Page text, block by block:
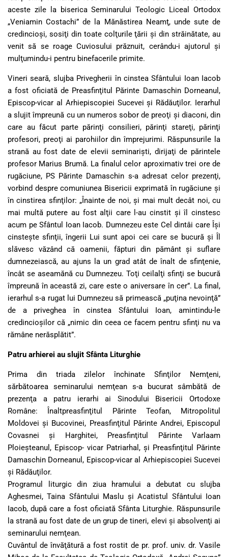
aceste zile la biserica Seminarului Teologic Liceal Ortodox
„Veniamin Costachi” de la Mănăstirea Neamţ, unde sute de
credincioşi, sosiţi din toate colţurile ţării şi din străinătate, au
venit să se roage Cuviosului prăznuit, cerându-i ajutorul şi
mulţumindu-i pentru binefacerile primite.
Vineri seară, slujba Privegherii în cinstea Sfântului Ioan Iacob
a fost oficiată de Preasfinţitul Părinte Damaschin Dorneanul,
Episcop-vicar al Arhiepiscopiei Sucevei şi Rădăuţilor. Ierarhul
a slujit împreună cu un numeros sobor de preoţi şi diaconi, din
care au făcut parte părinţi consilieri, părinţi stareţi, părinţi
profesori, preoţi ai parohiilor din împrejurimi. Răspunsurile la
strană au fost date de elevii seminarişti, dirijaţi de părintele
profesor Marius Brumă. La finalul celor aproximativ trei ore de
rugăciune, PS Părinte Damaschin s-a adresat celor prezenţi,
vorbind despre comuniunea Bisericii exprimată în rugăciune şi
în cinstirea sfinţilor: „Înainte de noi, şi mai mult decât noi, cu
mai multă putere au fost alţii care l-au cinstit şi îl cinstesc
acum pe Sfântul Ioan Iacob. Dumnezeu este Cel dintâi care Îşi
cinsteşte sfinţii, îngerii Lui sunt apoi cei care se bucură şi Îl
slăvesc văzând că oamenii, făpturi din pământ şi suflare
dumnezeiască, au ajuns la un grad atât de înalt de sfinţenie,
încât se aseamănă cu Dumnezeu. Toţi ceilalţi sfinţi se bucură
împreună în această zi, care este o aniversare în cer”. La final,
ierarhul s-a rugat lui Dumnezeu să primească „puţina nevoinţă”
de a priveghea în cinstea Sfântului Ioan, amintindu-le
credincioşilor că „nimic din ceea ce facem pentru sfinţi nu va
rămâne nerăsplătit”.
Patru arhierei au slujit Sfânta Liturghie
Prima din triada zilelor închinate Sfinţilor Nemţeni,
sărbătoarea seminarului nemţean s-a bucurat sâmbătă de
prezenţa a patru ierarhi ai Sinodului Bisericii Ortodoxe
Române: Înaltpreasfinţitul Părinte Teofan, Mitropolitul
Moldovei şi Bucovinei, Preasfinţitul Părinte Andrei, Episcopul
Covasnei şi Harghitei, Preasfinţitul Părinte Varlaam
Ploieşteanul, Episcop- vicar Patriarhal, şi Preasfinţitul Părinte
Damaschin Dorneanul, Episcop-vicar al Arhiepiscopiei Sucevei
şi Rădăuţilor.
Programul liturgic din ziua hramului a debutat cu slujba
Aghesmei, Taina Sfântului Maslu şi Acatistul Sfântului Ioan
Iacob, după care a fost oficiată Sfânta Liturghie. Răspunsurile
la strană au fost date de un grup de tineri, elevi şi absolvenţi ai
seminarului nemţean.
Cuvântul de învăţătură a fost rostit de pr. prof. univ. dr. Vasile